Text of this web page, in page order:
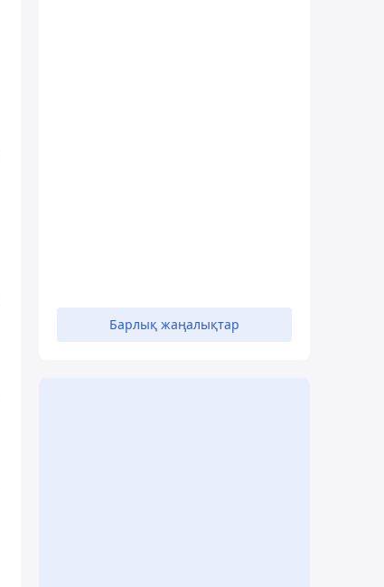
Барлық жаңалықтар